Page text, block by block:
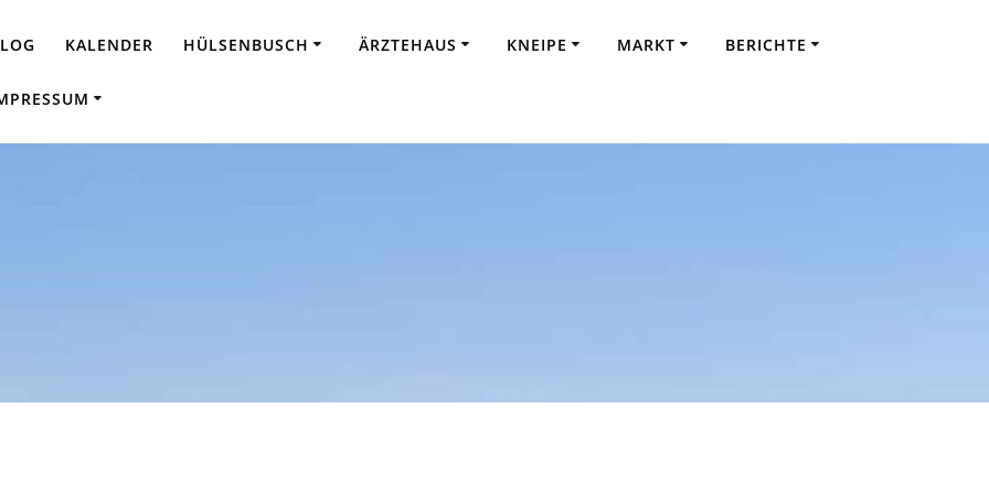
KALENDER HÜLSENBUSCH ÄRZTEHAUS KNEIPE MARKT BERICHTE